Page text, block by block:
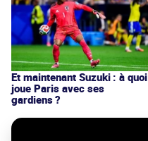
Et maintenant Suzuki : à quoi
joue Paris avec ses
gardiens ?